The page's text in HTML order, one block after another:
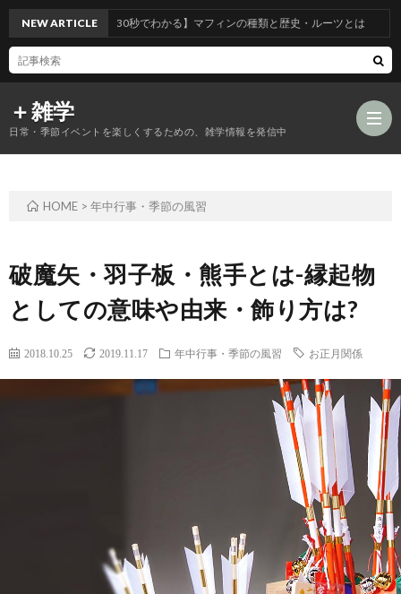
＋雑学
日常・季節イベントを楽しくするための、雑学情報を発信中
ル
ー
ツ
と
事・
季
節
の
の
由
来
や
NEW ARTICLE
【30秒でわかる】マフィンの種類と歴史・ルーツとは
HOME > 年中行事・季節の風習
破魔矢・羽子板・熊手とは-縁起物
としての意味や由来・飾り方は?
2018.10.25 2019.11.17 年中行事・季節の風習 お正月関係